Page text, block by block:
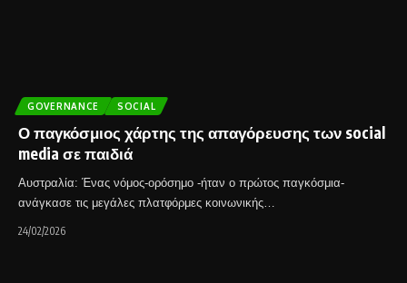
GOVERNANCE SOCIAL
Ο παγκόσμιος χάρτης της απαγόρευσης των social
media σε παιδιά
Αυστραλία: Ένας νόμος-ορόσημο -ήταν ο πρώτος παγκόσμια-
ανάγκασε τις μεγάλες πλατφόρμες κοινωνικής…
24/02/2026